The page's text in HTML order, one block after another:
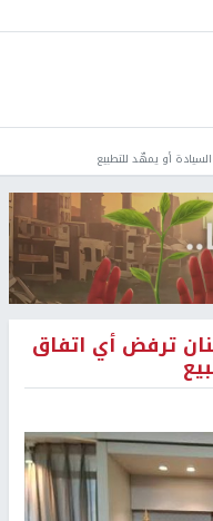
أو يمهّد للتطبيع
ترفض أي اتفاق